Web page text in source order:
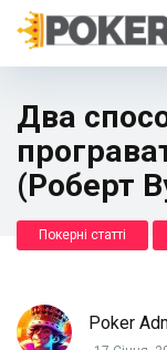
Два
(Роберт
Покерні статті
Poker